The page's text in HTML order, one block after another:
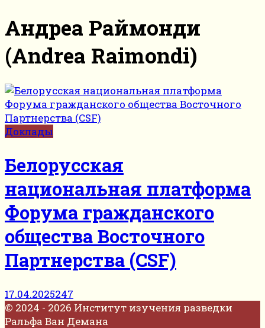
Андреа Раймонди
(Andrea Raimondi)
Доклады
Белорусская
национальная платформа
Форума гражданского
общества Восточного
Партнерства (CSF)
17.04.2025247
© 2024 - 2026 Институт изучения разведки
Ральфа Ван Демана